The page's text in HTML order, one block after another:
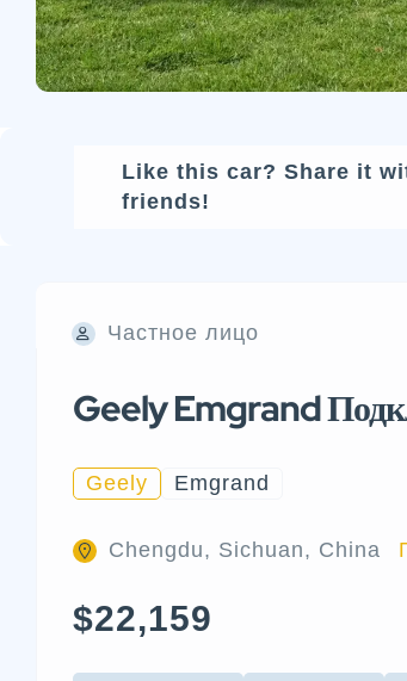
Like this car? Share it
friends!
Частное лицо
Geely Emgrand
Geely Emgrand
Chengdu, Sichuan, China
$22,159